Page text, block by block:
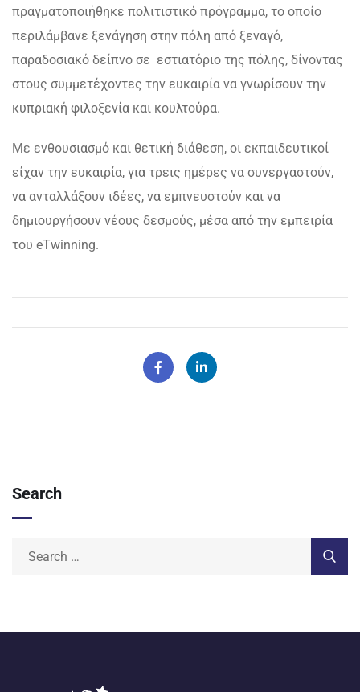
πραγματοποιήθηκε πολιτιστικό πρόγραμμα, το οποίο
περιλάμβανε ξενάγηση στην πόλη από ξεναγό,
παραδοσιακό δείπνο σε εστιατόριο της πόλης, δίνοντας
στους συμμετέχοντες την ευκαιρία να γνωρίσουν την
κυπριακή φιλοξενία και κουλτούρα.
Με ενθουσιασμό και θετική διάθεση, οι εκπαιδευτικοί
είχαν την ευκαιρία, για τρεις ημέρες να συνεργαστούν,
να ανταλλάξουν ιδέες, να εμπνευστούν και να
δημιουργήσουν νέους δεσμούς, μέσα από την εμπειρία
του eTwinning.
Search